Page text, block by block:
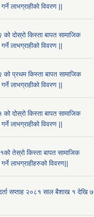
गर्ने लाभग्राहीको विवरण ||
दोस्रो किस्ता बापत सामाजिक
गर्ने लाभग्राहीको विवरण ||
प्रथम किस्ता बापत सामाजिक
गर्ने लाभग्राहीको विवरण ||
दोस्रो किस्ता बापत सामाजिक
गर्ने लाभग्राहीको विवरण ||
तेस्रो किस्ता बापत सामाजिक
गर्ने लाभग्राहीहरुको विवरण||
सप्ताह २०८१ साल बैशाख १ देखि ७